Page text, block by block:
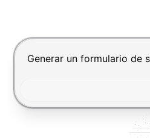
Presiona Enter para